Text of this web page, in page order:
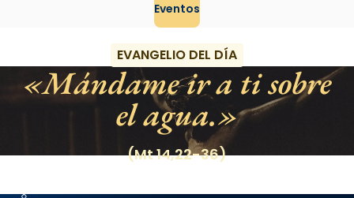
Eventos
EVANGELIO DEL DÍA
Mándame ir a ti sobre
el agua.
(Mt 14,22-36)